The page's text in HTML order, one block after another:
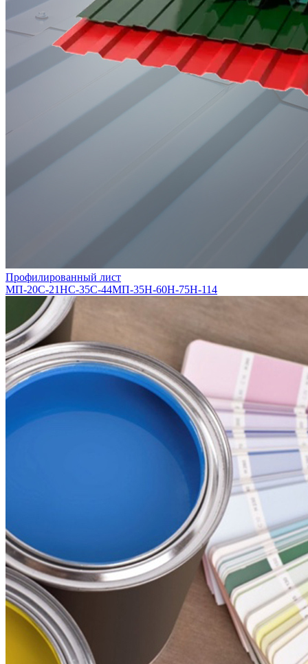
Профилированный лист
МП-20С-21НС-35С-44МП-35Н-60Н-75Н-114